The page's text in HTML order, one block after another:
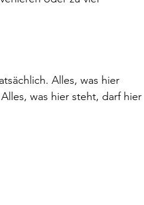
Alles, was hier
was hier steht, darf hier